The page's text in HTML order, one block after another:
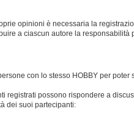
opinioni è necessaria la
a ciascun autore la responsabilità
con lo stesso HOBBY per
possono rispondere a
dei suoi partecipanti: